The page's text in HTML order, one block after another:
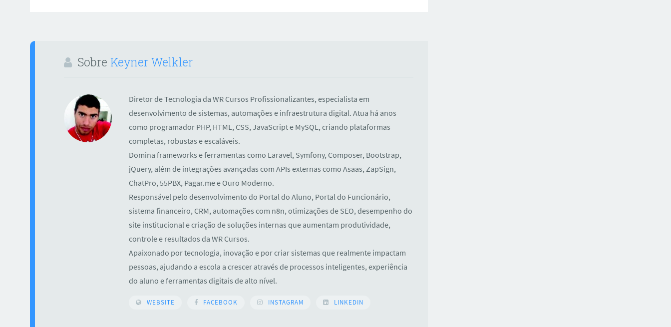
Sobre Keyner Welkler
Diretor de Tecnologia da WR Cursos Profissionalizantes, especialista em
desenvolvimento de sistemas, automações e infraestrutura digital. Atua há anos
como programador PHP, HTML, CSS, JavaScript e MySQL, criando plataformas
completas, robustas e escaláveis.
Domina frameworks e ferramentas como Laravel, Symfony, Composer, Bootstrap,
jQuery, além de integrações avançadas com APIs externas como Asaas, ZapSign,
ChatPro, 55PBX, Pagar.me e Ouro Moderno.
Responsável pelo desenvolvimento do Portal do Aluno, Portal do Funcionário,
sistema financeiro, CRM, automações com n8n, otimizações de SEO, desempenho do
site institucional e criação de soluções internas que aumentam produtividade,
controle e resultados da WR Cursos.
Apaixonado por tecnologia, inovação e por criar sistemas que realmente impactam
pessoas, ajudando a escola a crescer através de processos inteligentes, experiência
do aluno e ferramentas digitais de alto nível.
WEBSITE FACEBOOK INSTAGRAM LINKEDIN